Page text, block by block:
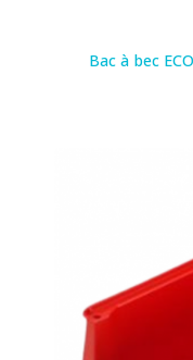
Bac à bec